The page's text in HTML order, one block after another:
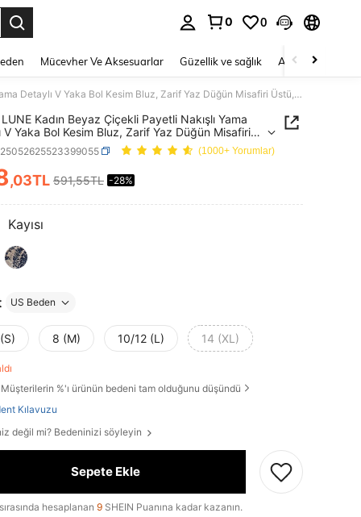
0 0
Mücevher Ve Aksesuarlar Güzellik ve sağlık Ayakkabı
SHEIN LUNE Kadın Beyaz Çiçekli Payetli Nakışlı Yama Detaylı V Yaka Bol Kesim Bluz, Zarif Yaz Düğün Misafiri Üstü, Fairycore Kısa Kollu Gömlek, Rave
Kadın Beyaz Çiçekli Payetli Nakışlı Yama
V Yaka Bol Kesim Bluz, Zarif Yaz Düğün Misafiri
Kısa Kollu Gömlek, Rave
(1000+ Yorumlar)
AND AVAILABILITY
,03TL 591,55TL -28%
Kayısı
US Beden
8 (M) 10/12 (L) 14 (XL)
Müşterilerin %'ı ürünün bedeni tam olduğunu düşündü
Kılavuzu
değil mi? Bedeninizi söyleyin
Sepete Ekle
hesaplanan 9 SHEIN Puanına kadar kazanın.